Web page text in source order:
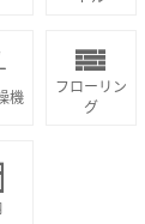
機
フローリン
グ